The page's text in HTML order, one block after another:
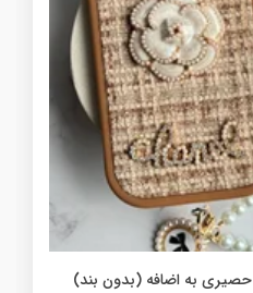
به اضافه (بدون بند)